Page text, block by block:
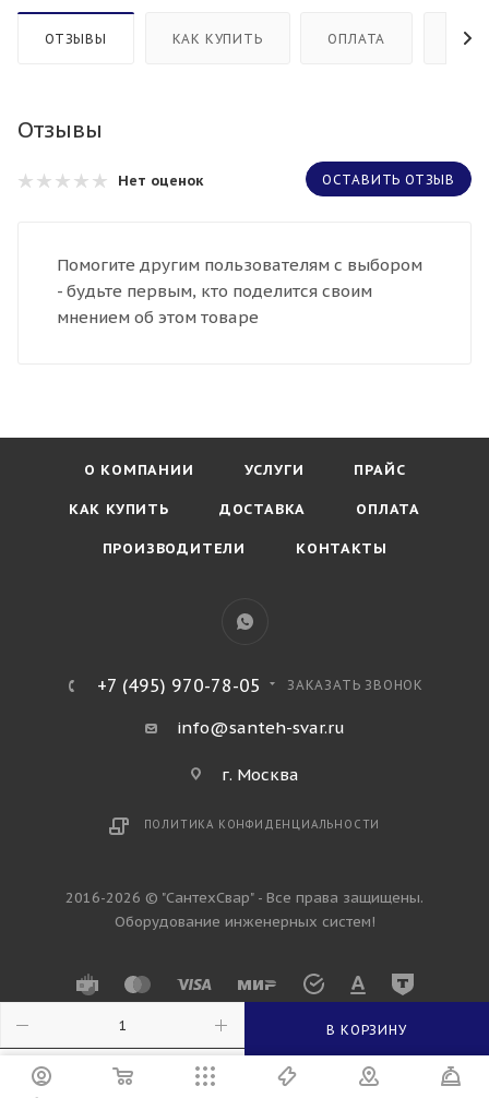
В КОРЗИНУ
ОТЗЫВЫ КАК КУПИТЬ ОПЛАТА
Отзывы
Нет оценок ОСТАВИТЬ ОТЗЫВ
Помогите другим пользователям с выбором
- будьте первым, кто поделится своим
мнением об этом товаре
О КОМПАНИИ УСЛУГИ ПРАЙС
КАК КУПИТЬ ДОСТАВКА ОПЛАТА
ПРОИЗВОДИТЕЛИ КОНТАКТЫ
+7 (495) 970-78-05 ЗАКАЗАТЬ ЗВОНОК
info@santeh-svar.ru
г. Москва
ПОЛИТИКА КОНФИДЕНЦИАЛЬНОСТИ
2016-2026 © "СантехСвар" - Все права защищены.
Оборудование инженерных систем!